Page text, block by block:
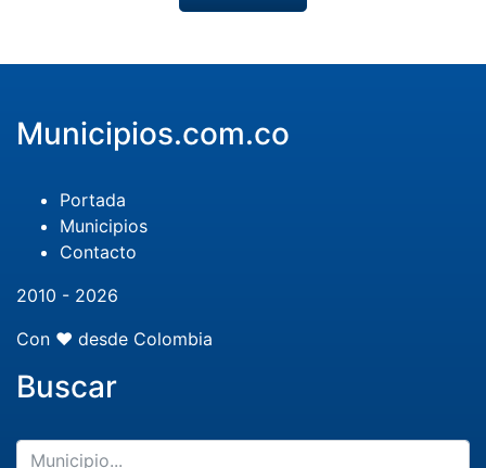
Municipios.com.co
Portada
Municipios
Contacto
2010 - 2026
Con ❤️ desde Colombia
Buscar